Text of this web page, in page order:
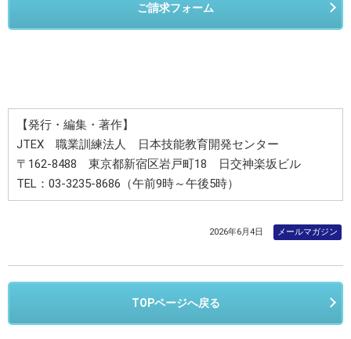
ご請求フォーム
【発行・編集・著作】
JTEX 職業訓練法人 日本技能教育開発センター
〒162-8488 東京都新宿区岩戸町18 日交神楽坂ビル
TEL：03-3235-8686（午前9時～午後5時）
2026年6月4日 メールマガジン
TOPページへ戻る